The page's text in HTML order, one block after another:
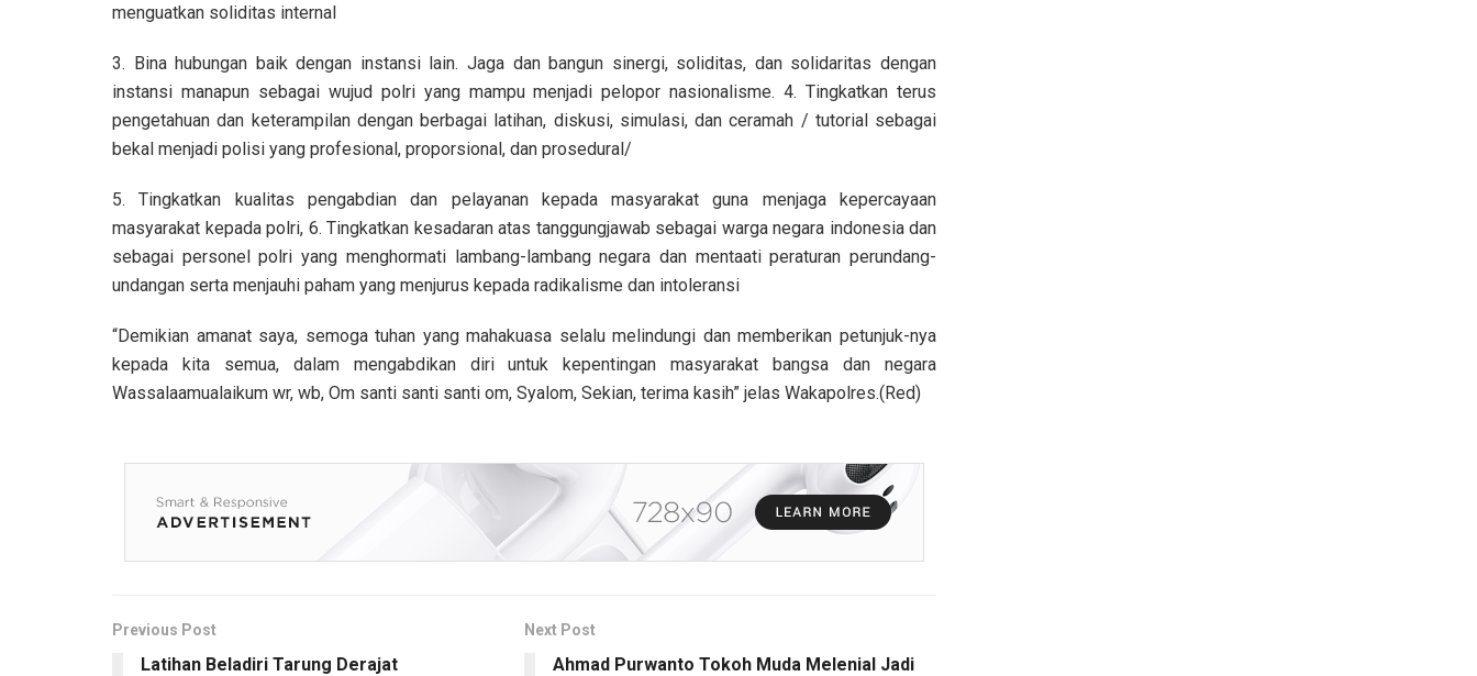
menguatkan soliditas internal
3. Bina hubungan baik dengan instansi lain. Jaga dan bangun sinergi, soliditas, dan solidaritas dengan
instansi manapun sebagai wujud polri yang mampu menjadi pelopor nasionalisme. 4. Tingkatkan terus
pengetahuan dan keterampilan dengan berbagai latihan, diskusi, simulasi, dan ceramah / tutorial sebagai
bekal menjadi polisi yang profesional, proporsional, dan prosedural/
5. Tingkatkan kualitas pengabdian dan pelayanan kepada masyarakat guna menjaga kepercayaan
masyarakat kepada polri, 6. Tingkatkan kesadaran atas tanggungjawab sebagai warga negara indonesia dan
sebagai personel polri yang menghormati lambang-lambang negara dan mentaati peraturan perundang-
undangan serta menjauhi paham yang menjurus kepada radikalisme dan intoleransi
“Demikian amanat saya, semoga tuhan yang mahakuasa selalu melindungi dan memberikan petunjuk-nya
kepada kita semua, dalam mengabdikan diri untuk kepentingan masyarakat bangsa dan negara
Wassalaamualaikum wr, wb, Om santi santi santi om, Syalom, Sekian, terima kasih” jelas Wakapolres.(Red)
Previous Post
Latihan Beladiri Tarung Derajat
Next Post
Ahmad Purwanto Tokoh Muda Melenial Jadi